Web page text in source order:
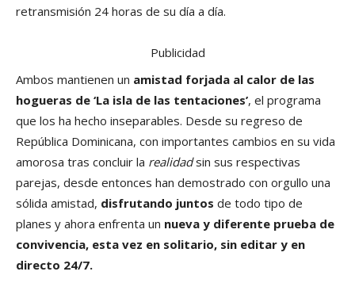
retransmisión 24 horas de su día a día.
Publicidad
Ambos mantienen un amistad forjada al calor de las
hogueras de ‘La isla de las tentaciones’, el programa
que los ha hecho inseparables. Desde su regreso de
República Dominicana, con importantes cambios en su vida
amorosa tras concluir la realidadsin sus respectivas
parejas, desde entonces han demostrado con orgullo una
sólida amistad, disfrutando juntos de todo tipo de
planes y ahora enfrenta un nueva y diferente prueba de
convivencia, esta vez en solitario, sin editar y en
directo 24/7.